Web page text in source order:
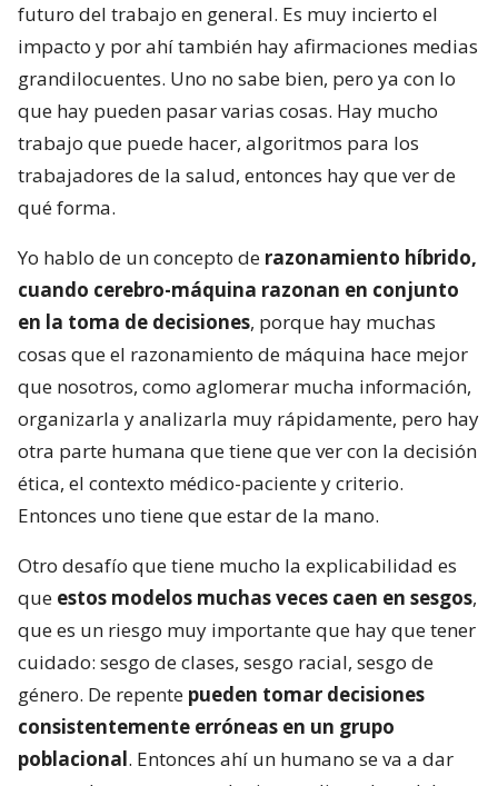
futuro del trabajo en general. Es muy incierto el
impacto y por ahí también hay afirmaciones medias
grandilocuentes. Uno no sabe bien, pero ya con lo
que hay pueden pasar varias cosas. Hay mucho
trabajo que puede hacer, algoritmos para los
trabajadores de la salud, entonces hay que ver de
qué forma.
Yo hablo de un concepto de razonamiento híbrido,
cuando cerebro-máquina razonan en conjunto
en la toma de decisiones, porque hay muchas
cosas que el razonamiento de máquina hace mejor
que nosotros, como aglomerar mucha información,
organizarla y analizarla muy rápidamente, pero hay
otra parte humana que tiene que ver con la decisión
ética, el contexto médico-paciente y criterio.
Entonces uno tiene que estar de la mano.
Otro desafío que tiene mucho la explicabilidad es
que estos modelos muchas veces caen en sesgos,
que es un riesgo muy importante que hay que tener
cuidado: sesgo de clases, sesgo racial, sesgo de
género. De repente pueden tomar decisiones
consistentemente erróneas en un grupo
poblacional. Entonces ahí un humano se va a dar